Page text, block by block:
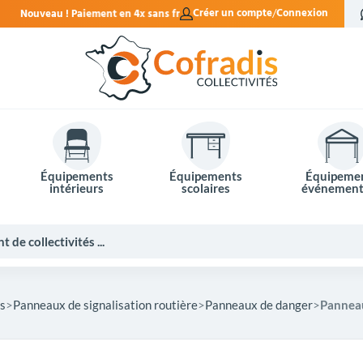
sans frais. Créer un compte Connexion
Équipements
intérieurs
Équipements
scolaires
Panneaux de signalisation routière Panneaux de danger